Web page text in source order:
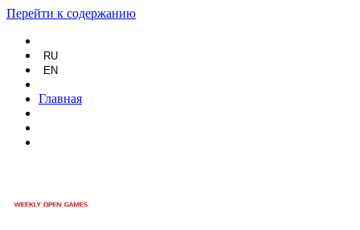
Перейти к содержанию
RU
EN
Главная